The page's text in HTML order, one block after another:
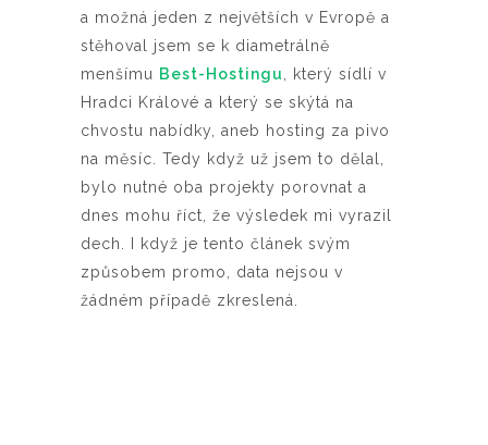
a možná jeden z největších v Evropě a
stěhoval jsem se k diametrálně
menšímu Best-Hostingu, který sídlí v
Hradci Králové a který se skýtá na
chvostu nabídky, aneb hosting za pivo
na měsíc. Tedy když už jsem to dělal,
bylo nutné oba projekty porovnat a
dnes mohu říct, že výsledek mi vyrazil
dech. I když je tento článek svým
způsobem promo, data nejsou v
žádném případě zkreslená.